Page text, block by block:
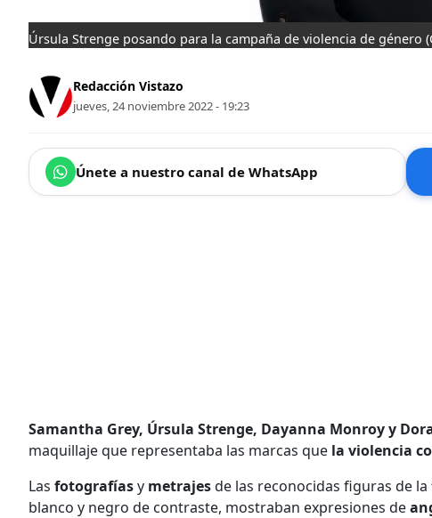
Úrsula Strenge posando para la campaña de violencia de género
Redacción Vistazo
jueves, 24 noviembre 2022 - 19:23
Únete a nuestro canal de WhatsApp
Samantha Grey, Úrsula Strenge, Dayanna Monroy y
maquillaje que representaba las marcas que la violencia
Las fotografíasy metrajesde las reconocidas figuras de la
blanco y negro de contraste, mostraban expresiones de